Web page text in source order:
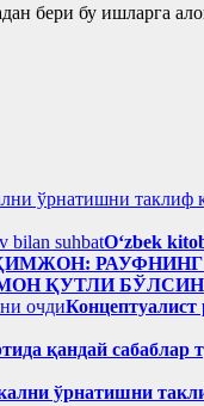
бери бу ишларга
Oʻzbek
ҚУТЛИ БЎЛСИН
Концептуалист
қандай сабаблар
ўрнатишни